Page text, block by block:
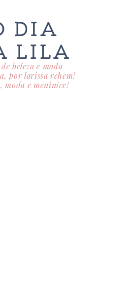
DIA
LILA
beleza e moda
por larissa rehem!
moda e meninice!